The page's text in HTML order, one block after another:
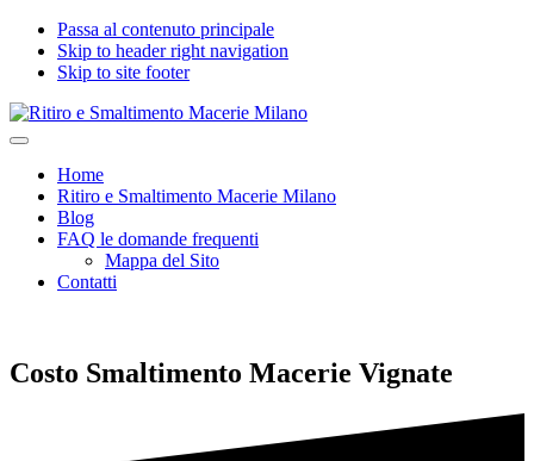
Passa al contenuto principale
Skip to header right navigation
Skip to site footer
Ritiro
Smaltimento
Macerie
Milano
Impresa
seria
certificata
Legname,
Menu
Home
Ritiro e Smaltimento Macerie Milano
Blog
FAQ le domande frequenti
Mappa del Sito
Contatti
Costo Smaltimento Macerie Vignate